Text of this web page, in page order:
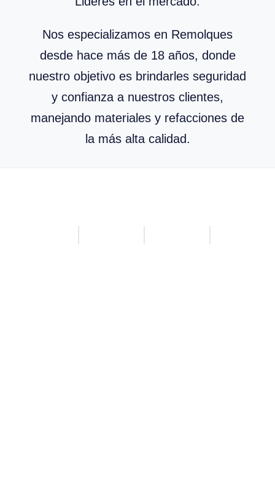
Nos especializamos en Remolques
desde hace más de 18 años, donde
nuestro objetivo es brindarles seguridad
y confianza a nuestros clientes,
manejando materiales y refacciones de
la más alta calidad.